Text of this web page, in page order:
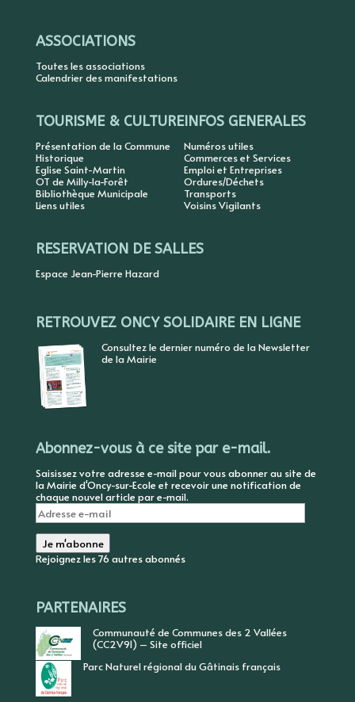
ASSOCIATIONS
Toutes les associations
Calendrier des manifestations
TOURISME & CULTURE
Présentation de la Commune
Historique
Eglise Saint-Martin
OT de Milly-la-Forêt
Bibliothèque Municipale
Liens utiles
INFOS GENERALES
Numéros utiles
Commerces et Services
Emploi et Entreprises
Ordures/Déchets
Transports
Voisins Vigilants
RESERVATION DE SALLES
Espace Jean-Pierre Hazard
RETROUVEZ ONCY SOLIDAIRE EN LIGNE
Consultez le dernier numéro de la Newsletter
de la Mairie
Abonnez-vous à ce site par e-mail.
Saisissez votre adresse e-mail pour vous abonner au site de
la Mairie d'Oncy-sur-Ecole et recevoir une notification de
chaque nouvel article par e-mail.
Adresse
e-
mail
Je m'abonne
Rejoignez les 76 autres abonnés
PARTENAIRES
Communauté de Communes des 2 Vallées
(CC2V91) – Site officiel
Parc Naturel régional du Gâtinais français